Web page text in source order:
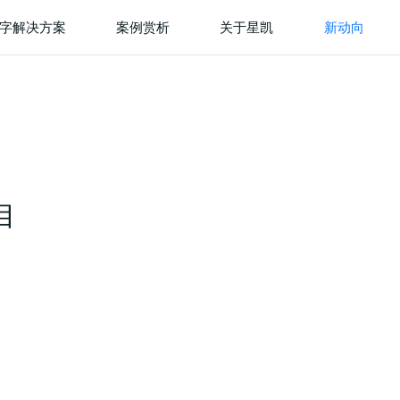
解决方案 案例赏析 关于星凯 新动向